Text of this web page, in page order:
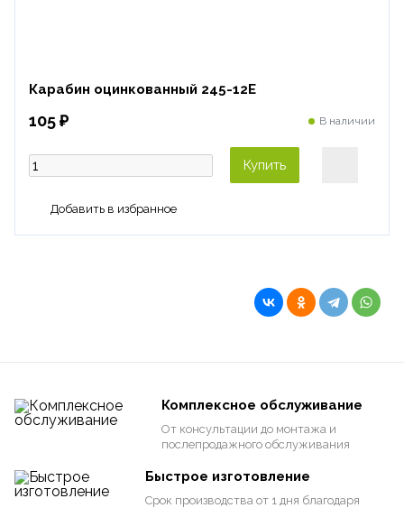
Карабин оцинкованный 245-12E
105 ₽ В наличии
Купить
Комплексное обслуживание
От консультации до монтажа и
послепродажного обслуживания
Быстрое изготовление
Срок производства от 1 дня благодаря